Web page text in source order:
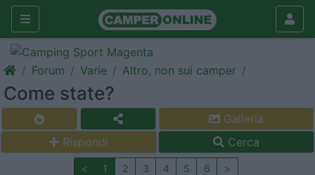
Forum Varie Altro, non sui camper
Come state?
Galleria
Rispondi
Cerca
< 1 2 3 4 5 6 >